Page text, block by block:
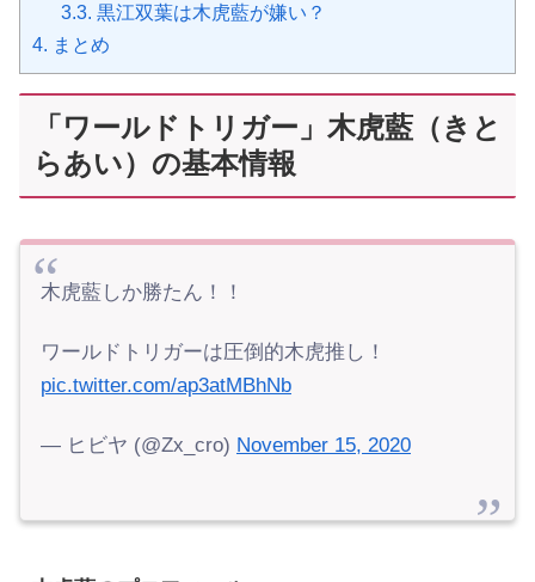
3.3. 黒江双葉は木虎藍が嫌い？
4. まとめ
「ワールドトリガー」木虎藍（きと
らあい）の基本情報
木虎藍しか勝たん！！
ワールドトリガーは圧倒的木虎推し！
pic.twitter.com/ap3atMBhNb
— ヒビヤ (@Zx_cro) November 15, 2020